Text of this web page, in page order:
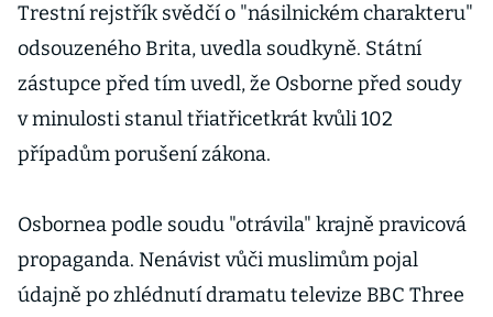
Trestní rejstřík svědčí o "násilnickém charakteru"
odsouzeného Brita, uvedla soudkyně. Státní
zástupce před tím uvedl, že Osborne před soudy
v minulosti stanul třiatřicetkrát kvůli 102
případům porušení zákona.
Osbornea podle soudu "otrávila" krajně pravicová
propaganda. Nenávist vůči muslimům pojal
údajně po zhlédnutí dramatu televize BBC Three